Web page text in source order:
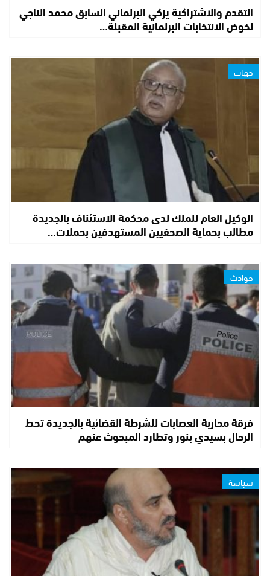
التقدم والاشتراكية يزكي البرلماني السابق محمد الناجي
لخوض الانتخابات البرلمانية المقبلة…
جهات
الوكيل العام للملك لدى محكمة الاستئناف بالجديدة
مطالب بحماية الصحفيين المستهدفين بحملات…
حوادث
فرقة محاربة العصابات للشرطة القضائية بالجديدة تحط
الرحال بسيدي بنور وتطارد المبحوث عنهم
سياسة